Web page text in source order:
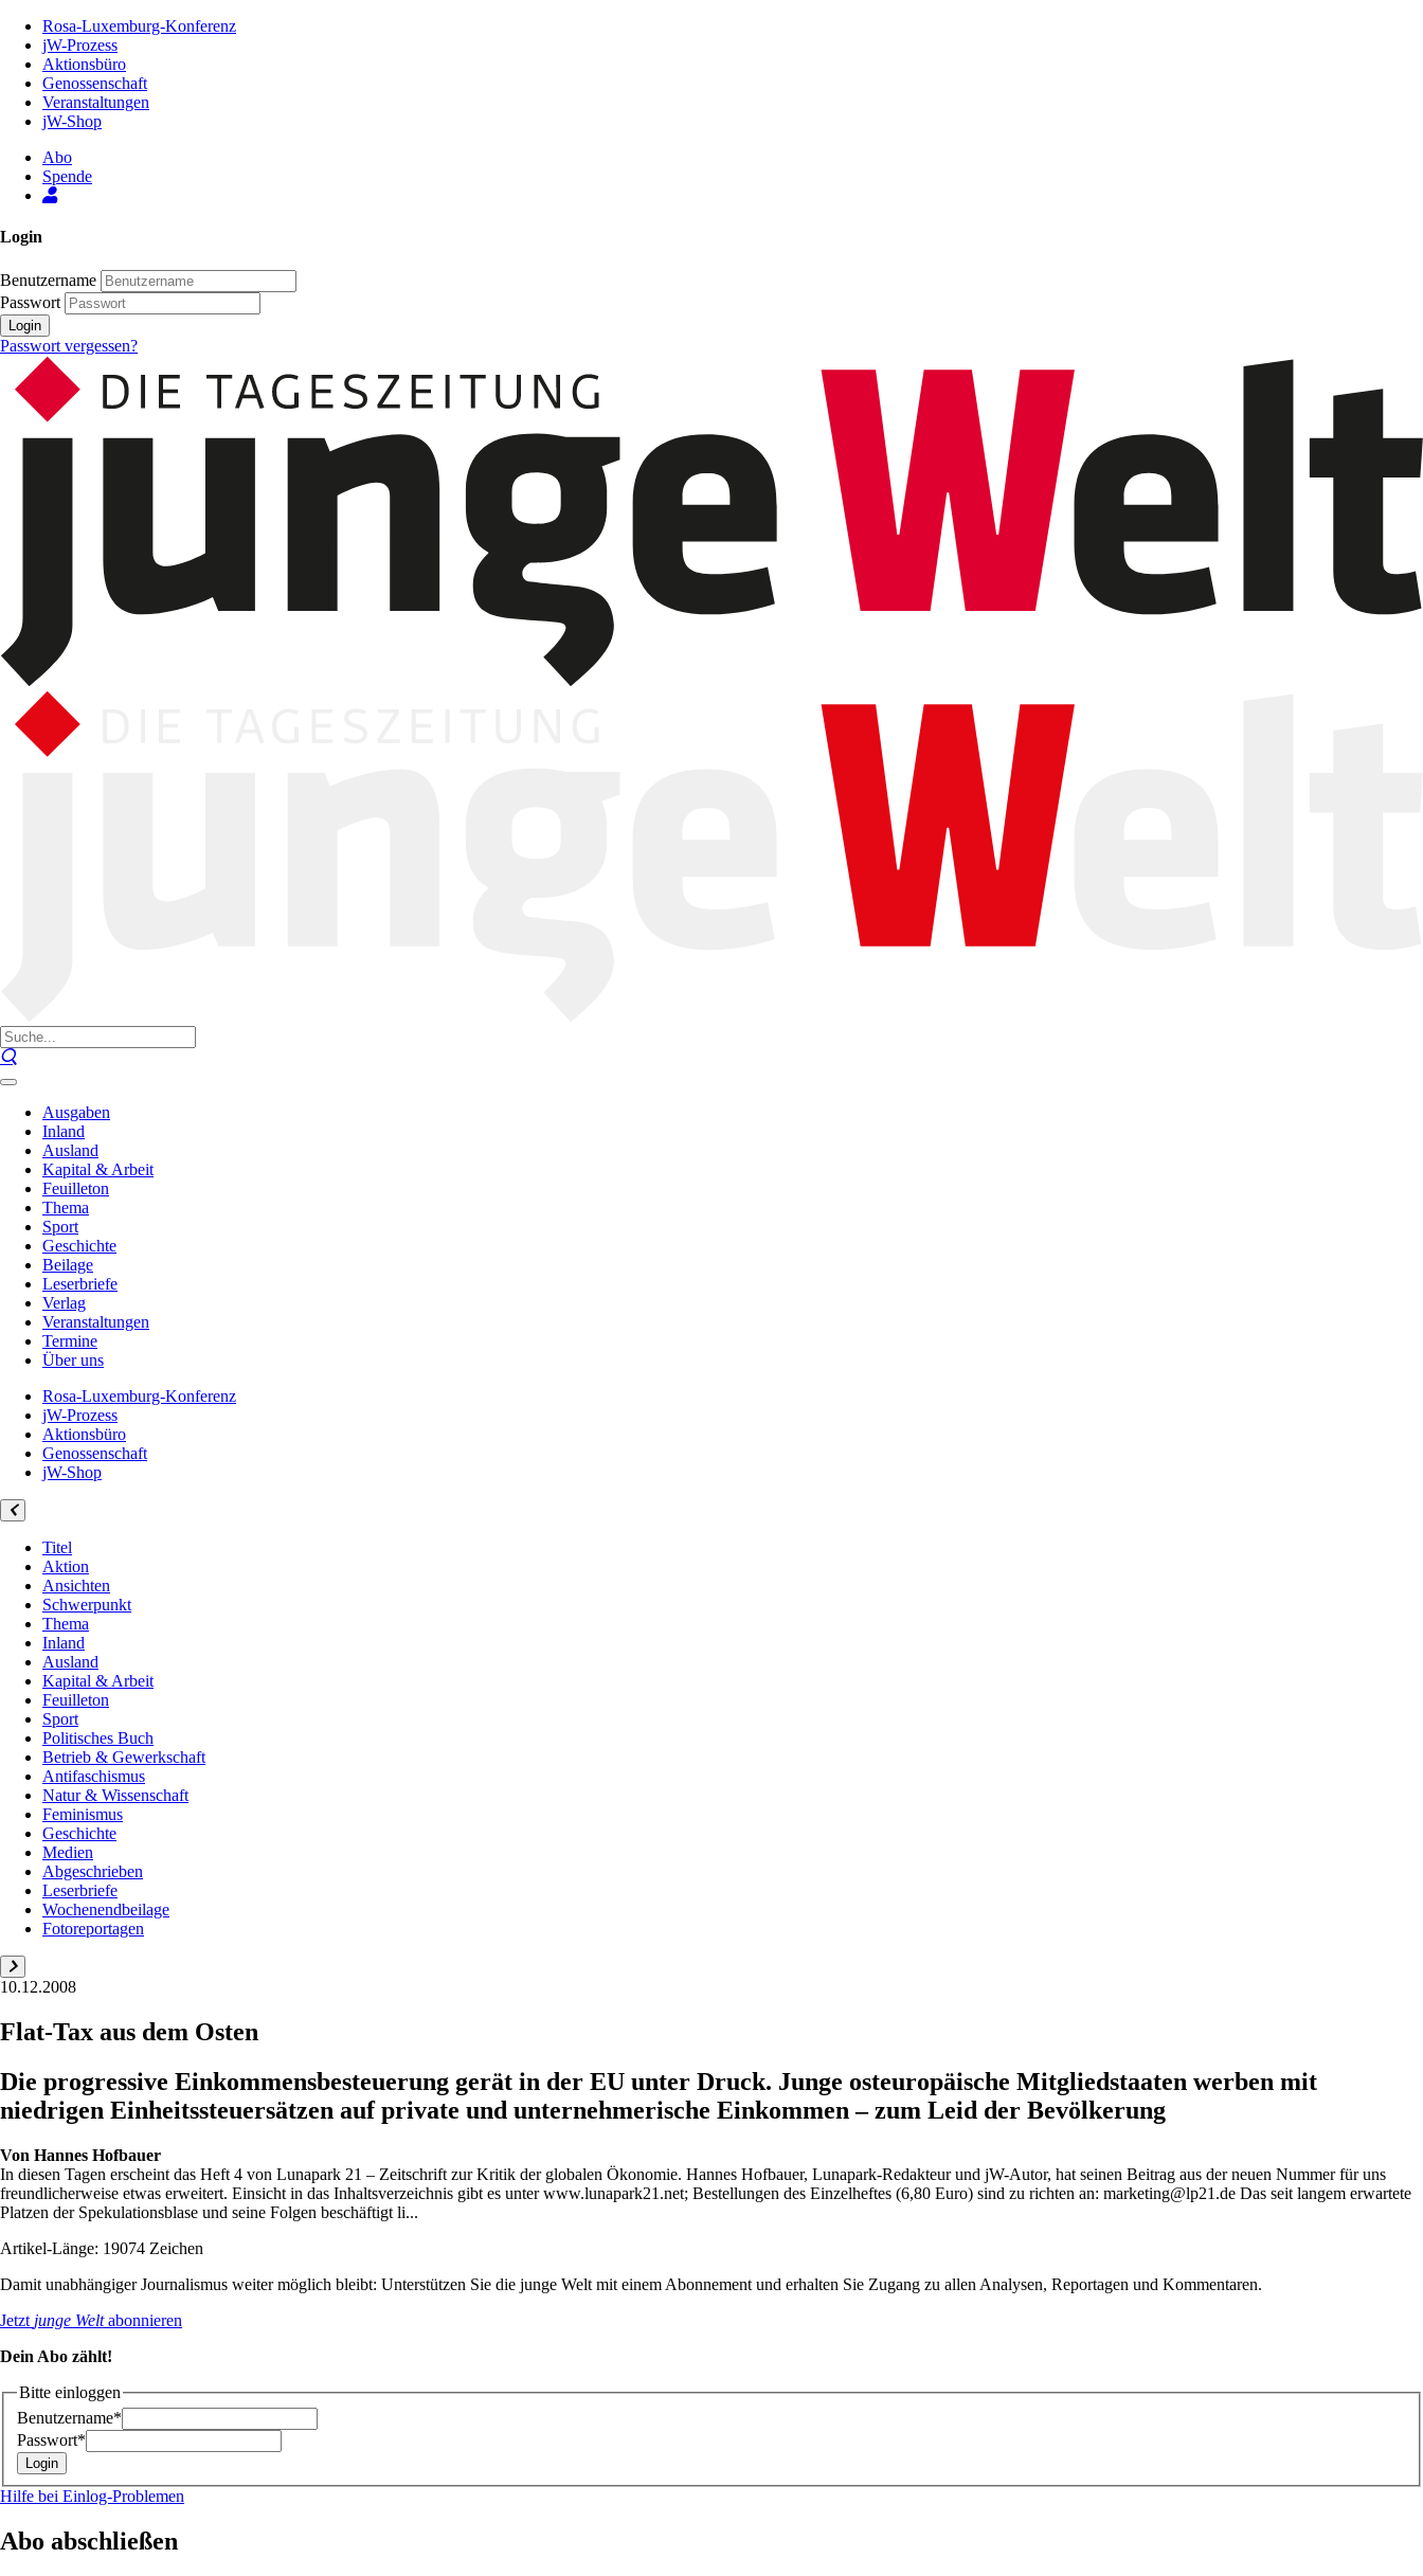
Inhalt
Seite
Rosa-Luxemburg-Konferenz
jW-Prozess
Aktionsbüro
Genossenschaft
Veranstaltungen
jW-Shop
Abo
Spende
Login
Benutzername
Passwort
Login
Passwort vergessen?
Ausgaben
Inland
Ausland
Kapital & Arbeit
Feuilleton
Thema
Sport
Geschichte
Beilage
Leserbriefe
Verlag
Veranstaltungen
Termine
Über uns
Rosa-Luxemburg-Konferenz
jW-Prozess
Aktionsbüro
Genossenschaft
jW-Shop
Titel
Aktion
Ansichten
Schwerpunkt
Thema
Inland
Ausland
Kapital & Arbeit
Feuilleton
Sport
Politisches Buch
Betrieb & Gewerkschaft
Antifaschismus
Natur & Wissenschaft
Feminismus
Geschichte
Medien
Abgeschrieben
Leserbriefe
Wochenendbeilage
Fotoreportagen
10.12.2008
Flat-Tax aus dem Osten
Die progressive Einkommensbesteuerung gerät in der EU unter Druck. Junge osteuropäische Mitgliedstaaten werben mit
niedrigen Einheitssteuersätzen auf private und unternehmerische Einkommen – zum Leid der Bevölkerung
Von Hannes Hofbauer
In diesen Tagen erscheint das Heft 4 von Lunapark 21 – Zeitschrift zur Kritik der globalen Ökonomie. Hannes Hofbauer, Lunapark-Redakteur und jW-Autor, hat seinen Beitrag aus der neuen Nummer für uns
freundlicherweise etwas erweitert. Einsicht in das Inhaltsverzeichnis gibt es unter www.lunapark21.net; Bestellungen des Einzelheftes (6,80 Euro) sind zu richten an: marketing@lp21.de Das seit langem erwartete
Platzen der Spekulationsblase und seine Folgen beschäftigt li...
Artikel-Länge: 19074 Zeichen
Damit unabhängiger Journalismus weiter möglich bleibt: Unterstützen Sie die junge Welt mit einem Abonnement und erhalten Sie Zugang zu allen Analysen, Reportagen und Kommentaren.
Jetzt junge Weltabonnieren
Dein Abo zählt!
Bitte einloggen
Benutzername*
Passwort*
Hilfe bei Einlog-Problemen
Abo abschließen